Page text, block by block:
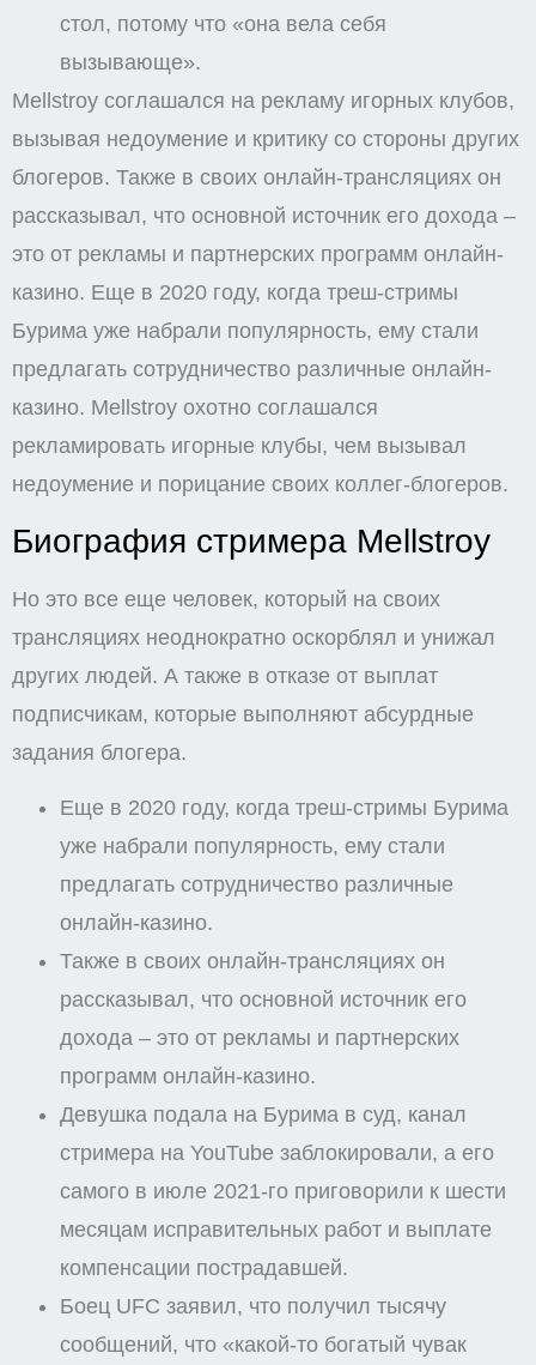
стол, потому что «она вела себя
вызывающе».
Mellstroy соглашался на рекламу игорных клубов,
вызывая недоумение и критику со стороны других
блогеров. Также в своих онлайн-трансляциях он
рассказывал, что основной источник его дохода –
это от рекламы и партнерских программ онлайн-
казино. Еще в 2020 году, когда треш-стримы
Бурима уже набрали популярность, ему стали
предлагать сотрудничество различные онлайн-
казино. Mellstroy охотно соглашался
рекламировать игорные клубы, чем вызывал
недоумение и порицание своих коллег-блогеров.
Биография стримера Mellstroy
Но это все еще человек, который на своих
трансляциях неоднократно оскорблял и унижал
других людей. А также в отказе от выплат
подписчикам, которые выполняют абсурдные
задания блогера.
Еще в 2020 году, когда треш-стримы Бурима
уже набрали популярность, ему стали
предлагать сотрудничество различные
онлайн-казино.
Также в своих онлайн-трансляциях он
рассказывал, что основной источник его
дохода – это от рекламы и партнерских
программ онлайн-казино.
Девушка подала на Бурима в суд, канал
стримера на YouTube заблокировали, а его
самого в июле 2021-го приговорили к шести
месяцам исправительных работ и выплате
компенсации пострадавшей.
Боец UFC заявил, что получил тысячу
сообщений, что «какой-то богатый чувак